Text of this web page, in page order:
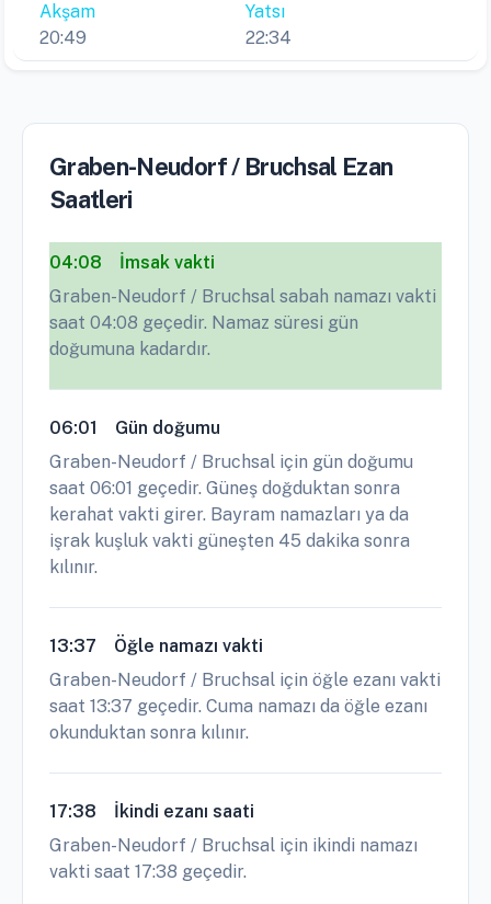
Akşam
20:49
Yatsı
22:34
Graben-Neudorf / Bruchsal Ezan
Saatleri
04:08
İmsak vakti
Graben-Neudorf / Bruchsal sabah namazı vakti
saat 04:08 geçedir. Namaz süresi gün
doğumuna kadardır.
06:01
Gün doğumu
Graben-Neudorf / Bruchsal için gün doğumu
saat 06:01 geçedir. Güneş doğduktan sonra
kerahat vakti girer. Bayram namazları ya da
işrak kuşluk vakti güneşten 45 dakika sonra
kılınır.
13:37
Öğle namazı vakti
Graben-Neudorf / Bruchsal için öğle ezanı vakti
saat 13:37 geçedir. Cuma namazı da öğle ezanı
okunduktan sonra kılınır.
17:38
İkindi ezanı saati
Graben-Neudorf / Bruchsal için ikindi namazı
vakti saat 17:38 geçedir.